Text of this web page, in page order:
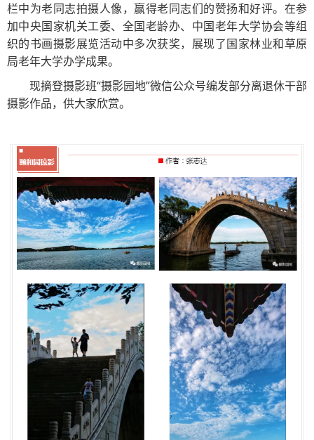
栏中为老同志拍摄人像，赢得老同志们的赞扬和好评。在参
加中央国家机关工委、全国老龄办、中国老年大学协会等组
织的书画摄影展览活动中多次获奖，展现了国家林业和草原
局老年大学办学成果。
现摘登摄影班“摄影园地”微信公众号编发部分离退休干部
摄影作品，供大家欣赏。